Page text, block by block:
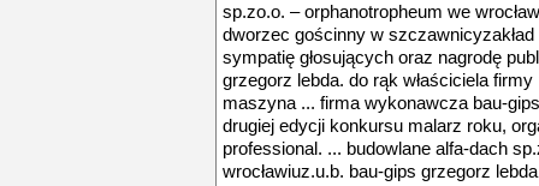
sp.zo.o. – orphanotropheum we
dworzec gościnny w szczawnicyzakład
sympatię głosujących oraz nagrodę
grzegorz lebda. do rąk właściciela firmy
maszyna ... firma wykonawcza bau-
drugiej edycji konkursu malarz roku,
professional. ... budowlane alfa-dach
wrocławiuz.u.b. bau-gips grzegorz